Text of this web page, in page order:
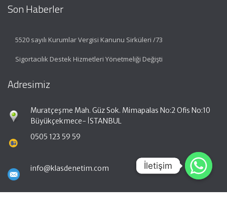
Son Haberler
5520 sayılı Kurumlar Vergisi Kanunu Sirküleri /73
Sigortacılık Destek Hizmetleri Yönetmeliği Değişti
Adresimiz
Muratçeşme Mah. Güz Sok. Mimapalas No:2 Ofis No:10
Büyükçekmece- İSTANBUL
0505 123 59 59
info@klasdenetim.com İletişim
İletişim